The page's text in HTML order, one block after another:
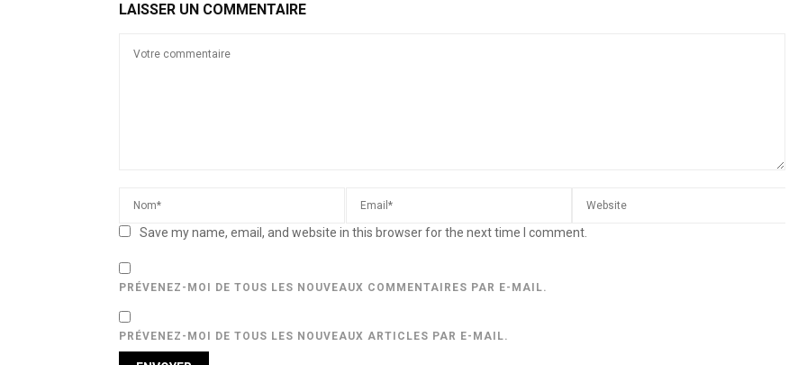
LAISSER UN COMMENTAIRE
Save my name, email, and website in this browser for the next time I comment.
PRÉVENEZ-MOI DE TOUS LES NOUVEAUX COMMENTAIRES PAR E-MAIL.
PRÉVENEZ-MOI DE TOUS LES NOUVEAUX ARTICLES PAR E-MAIL.